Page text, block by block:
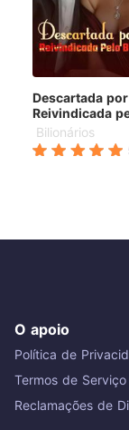
Descartada por
Reivindicada
Bilionário
Bilionários
O apoio
Política de
Termos de Serviço
Reclamações de